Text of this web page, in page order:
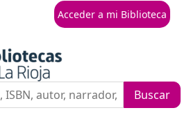
Acceder a mi Biblioteca